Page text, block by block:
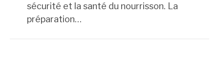
sécurité et la santé du nourrisson. La
préparation…